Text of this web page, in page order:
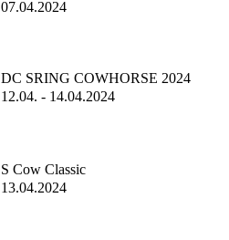
07.04.2024
DC SRING COWHORSE 2024
12.04. - 14.04.2024
S Cow Classic
13.04.2024